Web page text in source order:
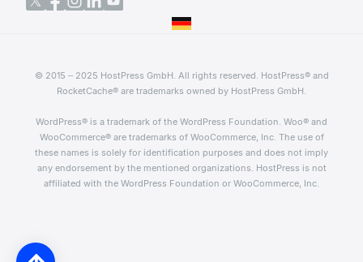
© 2015 – 2025 HostPress GmbH. All rights reserved. HostPress® and
RocketCache® are trademarks owned by HostPress GmbH.
WordPress® is a trademark of the WordPress Foundation. Woo® and
WooCommerce® are trademarks of WooCommerce, Inc. The use of
these names is solely for identification purposes and does not imply
any endorsement by the mentioned organizations. HostPress is not
affiliated with the WordPress Foundation or WooCommerce, Inc.